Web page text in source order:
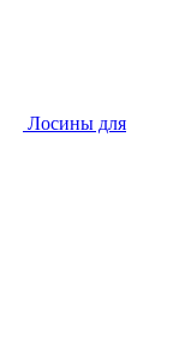
Лосины для